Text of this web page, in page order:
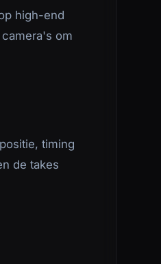
high-end
om
timing
de takes